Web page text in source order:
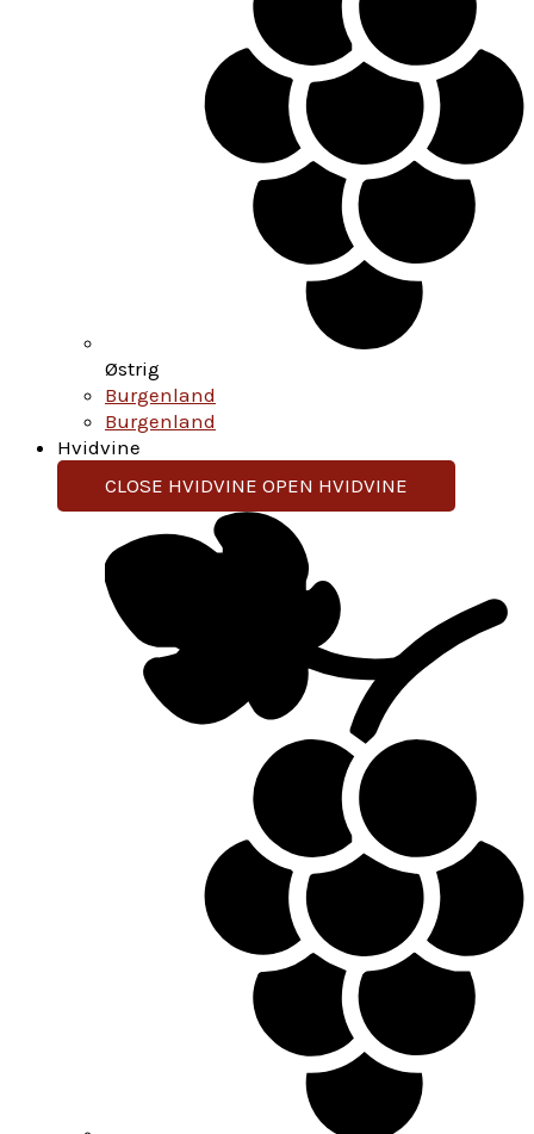
Østrig
Burgenland
Burgenland
Hvidvine
CLOSE HVIDVINE OPEN HVIDVINE